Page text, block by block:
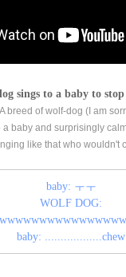
sings to a baby to
A breed of wolf-dog (I am
baby and surprisingly
like that who wouldn't
baby: ㅜㅜ
WOLF DOG:
baby: ..................chew